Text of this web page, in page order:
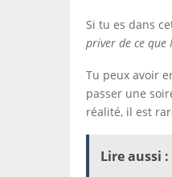
Si tu es dans
priver de ce que
Tu peux avoir
passer une
réalité, il est
Lire aussi :